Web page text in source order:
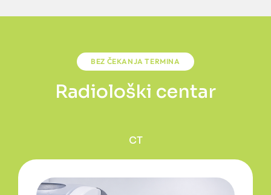
BEZ ČEKANJA TERMINA
Radiološki centar
CT